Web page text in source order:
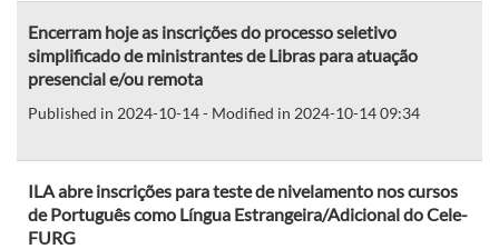
Encerram hoje as inscrições do processo seletivo
simplificado de ministrantes de Libras para atuação
presencial e/ou remota
Published in 2024-10-14 - Modified in 2024-10-14 09:34
ILA abre inscrições para teste de nivelamento nos cursos
de Português como Língua Estrangeira/Adicional do Cele-
FURG